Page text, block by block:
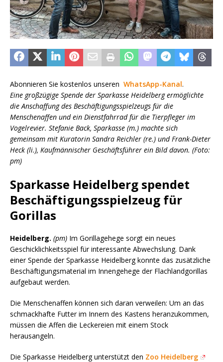
Abonnieren Sie kostenlos unseren WhatsApp-Kanal.
Eine großzügige Spende der Sparkasse Heidelberg ermöglichte
die Anschaffung des Beschäftigungsspielzeugs für die
Menschenaffen und ein Dienstfahrrad für die Tierpfleger im
Vogelrevier. Stefanie Back, Sparkasse (m.) machte sich
gemeinsam mit Kuratorin Sandra Reichler (re.) und Frank-Dieter
Heck (li.), Kaufmännischer Geschäftsführer ein Bild davon. (Foto:
pm)
Sparkasse Heidelberg spendet
Beschäftigungsspielzeug für
Gorillas
Heidelberg. (pm) Im Gorillagehege sorgt ein neues
Geschicklichkeitsspiel für interessante Abwechslung. Dank
einer Spende der Sparkasse Heidelberg konnte das zusätzliche
Beschäftigungsmaterial im Innengehege der Flachlandgorillas
aufgebaut werden.
Die Menschenaffen können sich daran verweilen: Um an das
schmackhafte Futter im Innern des Kastens heranzukommen,
müssen die Affen die Leckereien mit einem Stock
herausangeln.
Die Sparkasse Heidelberg unterstützt den Zoo Heidelberg